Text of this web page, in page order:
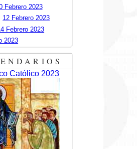
Febrero 2023
12 Febrero 2023
Febrero 2023
2023
Católico 2023